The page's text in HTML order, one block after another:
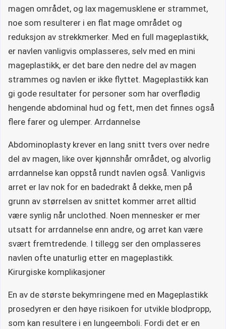
magen området, og lax magemusklene er strammet,
noe som resulterer i en flat mage området og
reduksjon av strekkmerker. Med en full mageplastikk,
er navlen vanligvis omplasseres, selv med en mini
mageplastikk, er det bare den nedre del av magen
strammes og navlen er ikke flyttet. Mageplastikk kan
gi gode resultater for personer som har overflødig
hengende abdominal hud og fett, men det finnes også
flere farer og ulemper. Arrdannelse
Abdominoplasty krever en lang snitt tvers over nedre
del av magen, like over kjønnshår området, og alvorlig
arrdannelse kan oppstå rundt navlen også. Vanligvis
arret er lav nok for en badedrakt å dekke, men på
grunn av størrelsen av snittet kommer arret alltid
være synlig når unclothed. Noen mennesker er mer
utsatt for arrdannelse enn andre, og arret kan være
svært fremtredende. I tillegg ser den omplasseres
navlen ofte unaturlig etter en mageplastikk.
Kirurgiske komplikasjoner
En av de største bekymringene med en Mageplastikk
prosedyren er den høye risikoen for utvikle blodpropp,
som kan resultere i en lungeemboli. Fordi det er en